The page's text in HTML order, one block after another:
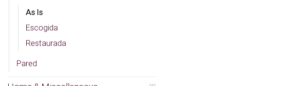
As Is
Escogida
Restaurada
Pared